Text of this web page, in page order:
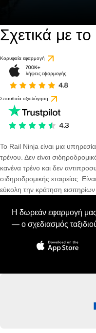
Σχετικά με
Κορυφαία εφαρμογή
Σπουδαία αξιολόγηση
Το Rail Ninja είναι μια
τρένου. Δεν είναι
κανένα τρένο και δεν
σιδηροδρομικής εταιρείας.
εύκολη την κράτηση
Η δωρεάν εφαρμογή μας
— ο σχεδιασμός